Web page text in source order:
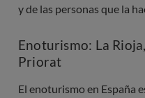
y de las personas que la
Enoturismo: La
Priorat
El enoturismo en España